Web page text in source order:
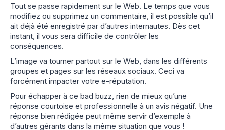
Tout se passe rapidement sur le Web. Le temps que vous
modifiez ou supprimez un commentaire, il est possible qu’il
ait déjà été enregistré par d’autres internautes. Dès cet
instant, il vous sera difficile de contrôler les
conséquences.
L’image va tourner partout sur le Web, dans les différents
groupes et pages sur les réseaux sociaux. Ceci va
forcément impacter votre e-réputation.
Pour échapper à ce bad buzz, rien de mieux qu’une
réponse courtoise et professionnelle à un avis négatif. Une
réponse bien rédigée peut même servir d’exemple à
d’autres gérants dans la même situation que vous !